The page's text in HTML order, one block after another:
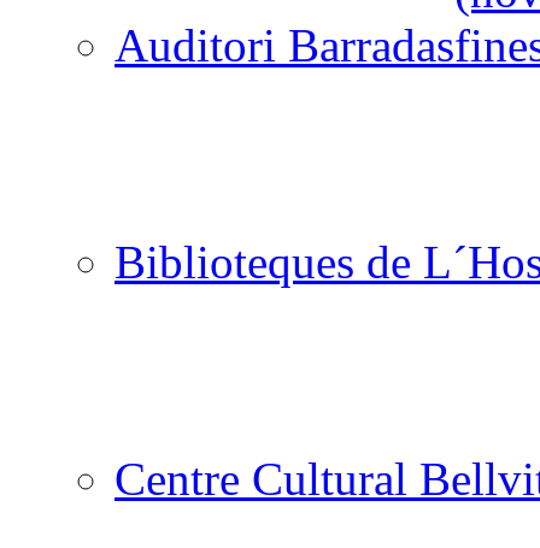
Auditori Barradas
Biblioteques de
Centre Cultural